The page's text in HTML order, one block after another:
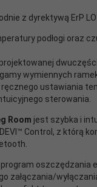
z dyrektywą ErP
podłogi oraz
wymiennych
ręcznego ustawiania
sterowania.
Room jest szybka i
Control, z którą
oszczędzania
załączania/